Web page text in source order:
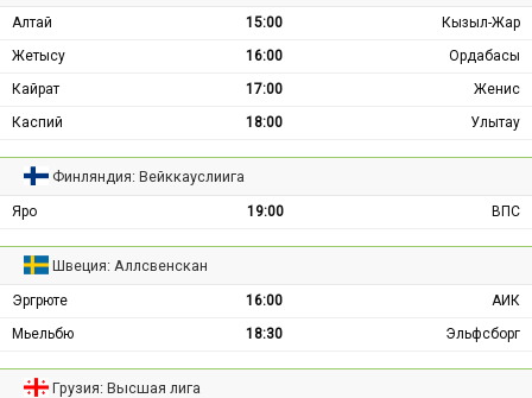
Алтай 15:00
Кызыл-Жар
Жетысу
16:00
Ордабасы
Кайрат
17:00
Женис
Каспий
18:00 Улытау
Финляндия: Вейккауслиига
Яро 19:00 ВПС
Швеция: Аллсвенскан
Эргрюте 16:00
АИК
Мьельбю
18:30 Эльфсборг
Грузия: Высшая лига